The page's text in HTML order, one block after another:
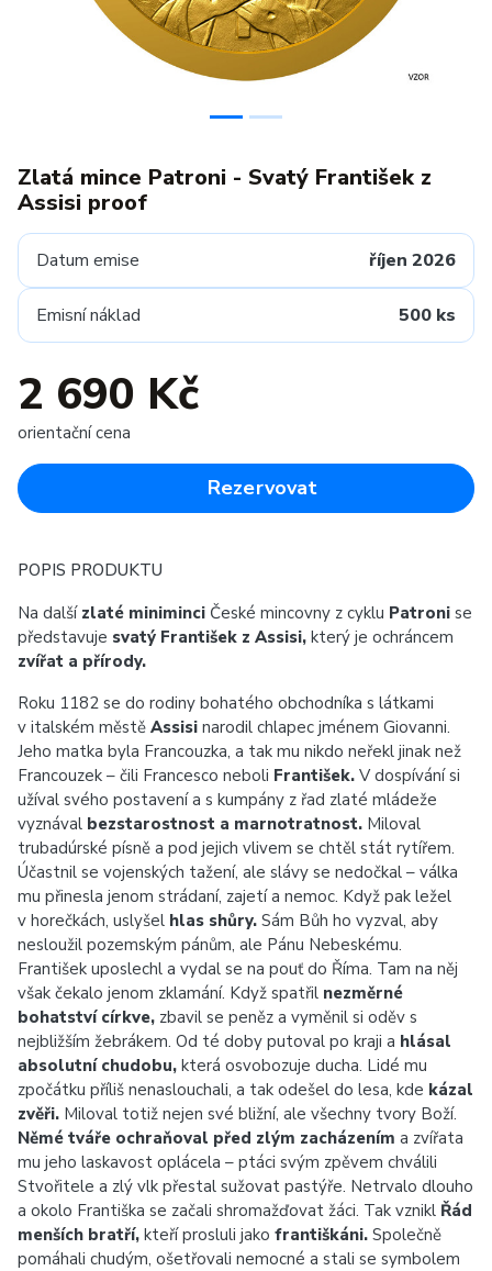
Zlatá mince Patroni - Svatý František z
Assisi proof
Datum emise říjen 2026
Emisní náklad 500 ks
2 690 Kč
orientační cena
Rezervovat
POPIS PRODUKTU
Na další zlaté miniminci České mincovny z cyklu Patroni se
představuje svatý František z Assisi, který je ochráncem
zvířat a přírody.
Roku 1182 se do rodiny bohatého obchodníka s látkami
v italském městě Assisi narodil chlapec jménem Giovanni.
Jeho matka byla Francouzka, a tak mu nikdo neřekl jinak než
Francouzek – čili Francesco neboli František. V dospívání si
užíval svého postavení a s kumpány z řad zlaté mládeže
vyznával bezstarostnost a marnotratnost. Miloval
trubadúrské písně a pod jejich vlivem se chtěl stát rytířem.
Účastnil se vojenských tažení, ale slávy se nedočkal – válka
mu přinesla jenom strádaní, zajetí a nemoc. Když pak ležel
v horečkách, uslyšel hlas shůry. Sám Bůh ho vyzval, aby
nesloužil pozemským pánům, ale Pánu Nebeskému.
František uposlechl a vydal se na pouť do Říma. Tam na něj
však čekalo jenom zklamání. Když spatřil nezměrné
bohatství církve, zbavil se peněz a vyměnil si oděv s
nejbližším žebrákem. Od té doby putoval po kraji a hlásal
absolutní chudobu, která osvobozuje ducha. Lidé mu
zpočátku příliš nenaslouchali, a tak odešel do lesa, kde kázal
zvěři. Miloval totiž nejen své bližní, ale všechny tvory Boží.
Němé tváře ochraňoval před zlým zacházením a zvířata
mu jeho laskavost oplácela – ptáci svým zpěvem chválili
Stvořitele a zlý vlk přestal sužovat pastýře. Netrvalo dlouho
a okolo Františka se začali shromažďovat žáci. Tak vznikl Řád
menších bratří, kteří prosluli jako františkáni. Společně
pomáhali chudým, ošetřovali nemocné a stali se symbolem